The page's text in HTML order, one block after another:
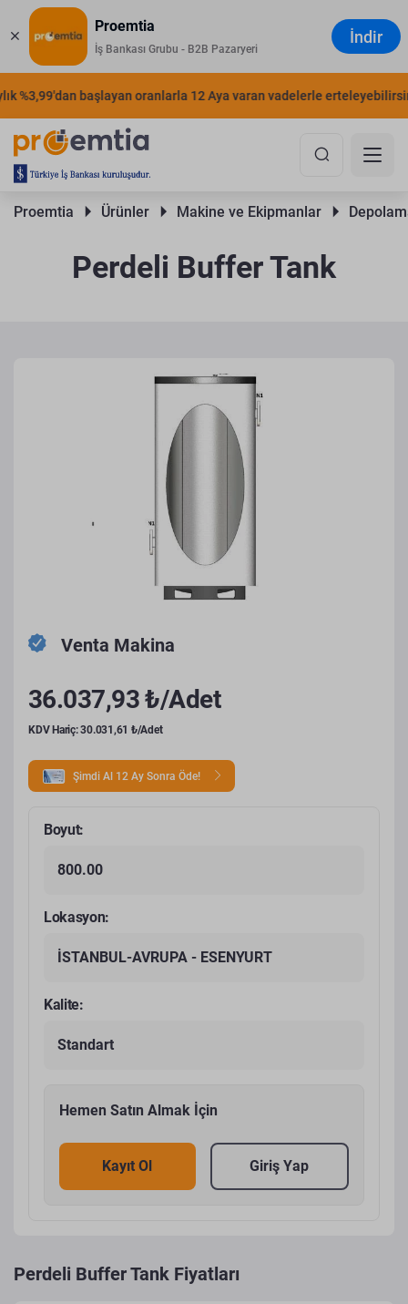
Proemtia
İş Bankası Grubu - B2B Pazaryeri
İndir
%3,99'dan başlayan oranlarla 12 Aya varan vadelerle
Proemtia Ürünler Makine ve Ekipmanlar
Perdeli Buffer Tank
Venta Makina
36.037,93 ₺/Adet
KDV Hariç: 30.031,61 ₺/Adet
Şimdi Al 12 Ay Sonra Öde!
Boyut:
800.00
Lokasyon:
İSTANBUL-AVRUPA - ESENYURT
Kalite:
Standart
Hemen Satın Almak İçin
Kayıt Ol Giriş Yap
Perdeli Buffer Tank Fiyatları